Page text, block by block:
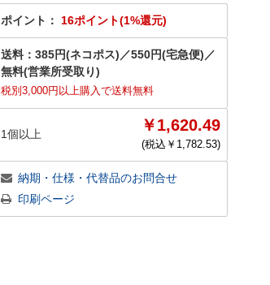
ポイント： 16ポイント(1%還元)
送料： 385円(ネコポス) ／550円(宅急便) ／
無料(営業所受取り)
税別3,000円以上購入で送料無料
1個以上 ￥1,620.49
(税込￥ 1,782.53)
納期・仕様・代替品のお問合せ
印刷ページ